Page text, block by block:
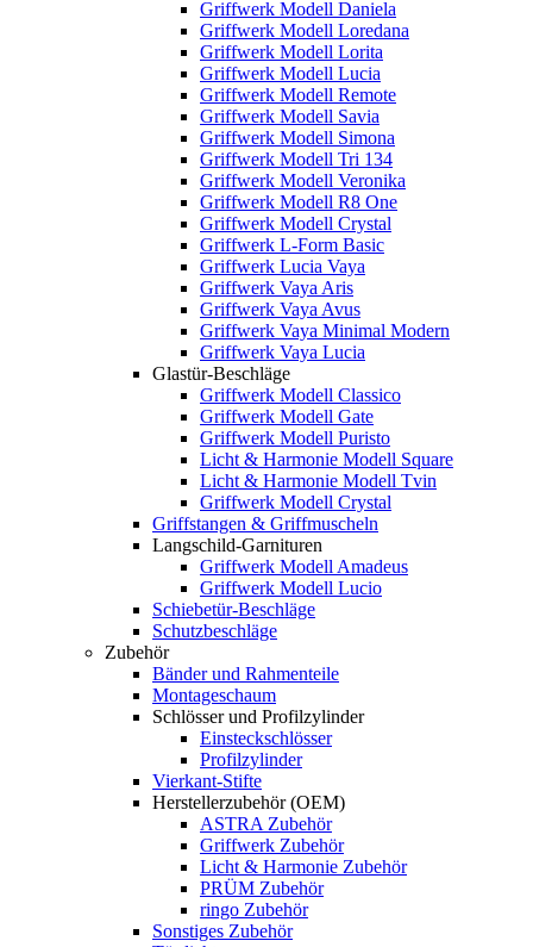
Griffwerk Modell Daniela
Griffwerk Modell Loredana
Griffwerk Modell Lorita
Griffwerk Modell Lucia
Griffwerk Modell Remote
Griffwerk Modell Savia
Griffwerk Modell Simona
Griffwerk Modell Tri 134
Griffwerk Modell Veronika
Griffwerk Modell R8 One
Griffwerk Modell Crystal
Griffwerk L-Form Basic
Griffwerk Lucia Vaya
Griffwerk Vaya Aris
Griffwerk Vaya Avus
Griffwerk Vaya Minimal Modern
Griffwerk Vaya Lucia
Glastür-Beschläge
Griffwerk Modell Classico
Griffwerk Modell Gate
Griffwerk Modell Puristo
Licht & Harmonie Modell Square
Licht & Harmonie Modell Tvin
Griffwerk Modell Crystal
Griffstangen & Griffmuscheln
Langschild-Garnituren
Griffwerk Modell Amadeus
Griffwerk Modell Lucio
Schiebetür-Beschläge
Schutzbeschläge
Zubehör
Bänder und Rahmenteile
Montageschaum
Schlösser und Profilzylinder
Einsteckschlösser
Profilzylinder
Vierkant-Stifte
Herstellerzubehör (OEM)
ASTRA Zubehör
Griffwerk Zubehör
Licht & Harmonie Zubehör
PRÜM Zubehör
ringo Zubehör
Sonstiges Zubehör